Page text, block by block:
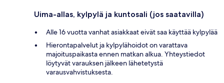
Uima-allas, kylpylä ja kuntosali (jos saatavilla)
Alle 16 vuotta vanhat asiakkaat eivät saa käyttää kylpylää
Hierontapalvelut ja kylpylähoidot on varattava
majoituspaikasta ennen matkan alkua. Yhteystiedot
löytyvät varauksen jälkeen lähetetystä
varausvahvistuksesta.